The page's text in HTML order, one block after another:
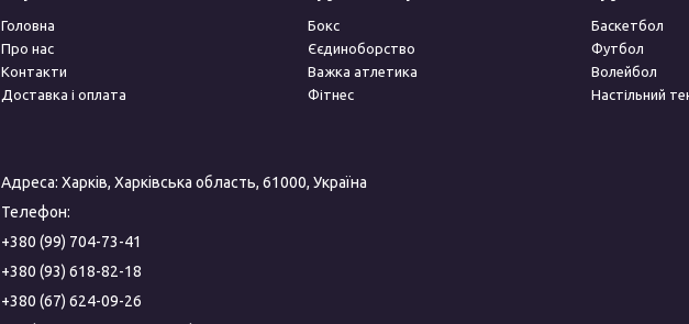
Головна
Про нас
Контакти
Доставка і оплата
Бокс
Єєдиноборство
Важка атлетика
Фітнес
Баскетбол
Футбол
Волейбол
Настільний
Адреса: Харків, Харківська область, 61000, Україна
Телефон:
+380 (99) 704-73-41
+380 (93) 618-82-18
+380 (67) 624-09-26